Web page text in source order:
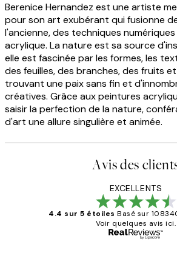
Berenice Hernandez est une artiste
pour son art exubérant qui fusionne
l'ancienne, des techniques
acrylique. La nature est sa source
elle est fascinée par les formes, les
des feuilles, des branches, des fruits
trouvant une paix sans fin et
créatives. Grâce aux peintures
saisir la perfection de la nature,
d'art une allure singulière et animée.
Avis des
EXCELLENTS
4.4 sur 5 étoiles Basé sur
Voir quelques avis ici.